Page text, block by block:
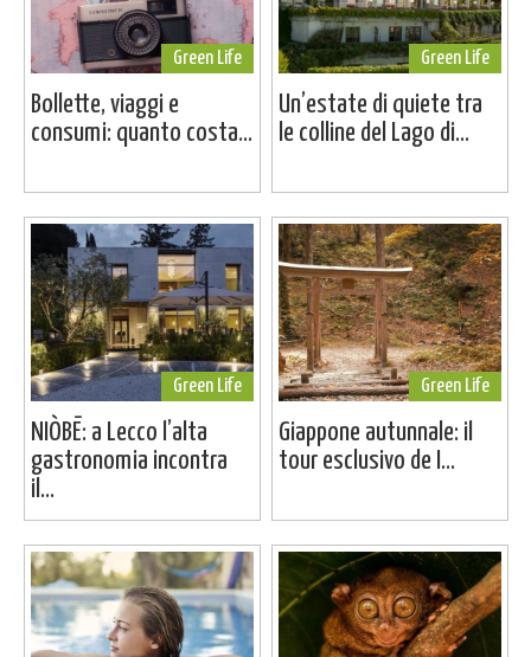
Green Life
Bollette, viaggi e
consumi: quanto costa...
Green Life
Un’estate di quiete tra
le colline del Lago di...
Green Life
NIÒBĒ: a Lecco l’alta
gastronomia incontra
il...
Green Life
Giappone autunnale: il
tour esclusivo de I...